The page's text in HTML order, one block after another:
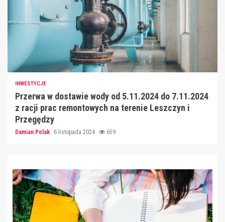
INWESTYCJE
Przerwa w dostawie wody od 5.11.2024 do 7.11.2024
z racji prac remontowych na terenie Leszczyn i
Przegędzy
Damian Polak 6 listopada 2024 659